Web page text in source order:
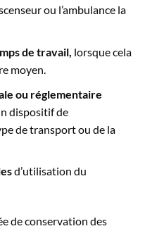
ou l’ambulance la
de travail, lorsque cela
moyen.
ou réglementaire
dispositif de
de transport ou de la
d’utilisation du
de conservation des